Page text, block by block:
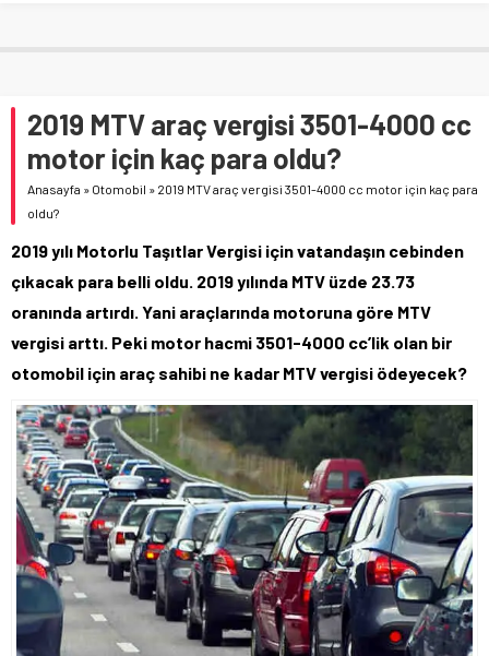
2019 MTV araç vergisi 3501-4000 cc
motor için kaç para oldu?
Anasayfa » Otomobil » 2019 MTV araç vergisi 3501-4000 cc motor için kaç para
oldu?
2019 yılı Motorlu Taşıtlar Vergisi için vatandaşın cebinden
çıkacak para belli oldu. 2019 yılında MTV üzde 23.73
oranında artırdı. Yani araçlarında motoruna göre MTV
vergisi arttı. Peki motor hacmi 3501-4000 cc’lik olan bir
otomobil için araç sahibi ne kadar MTV vergisi ödeyecek?